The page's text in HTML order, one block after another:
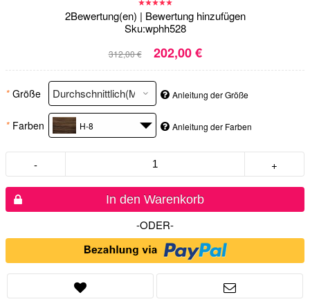
2Bewertung(en) | Bewertung hinzufügen
Sku:wphh528
312,00 € 202,00 €
* Größe Anleitung der Größe
* Farben H-8 Anleitung der Farben
- +
In den Warenkorb
-ODER-